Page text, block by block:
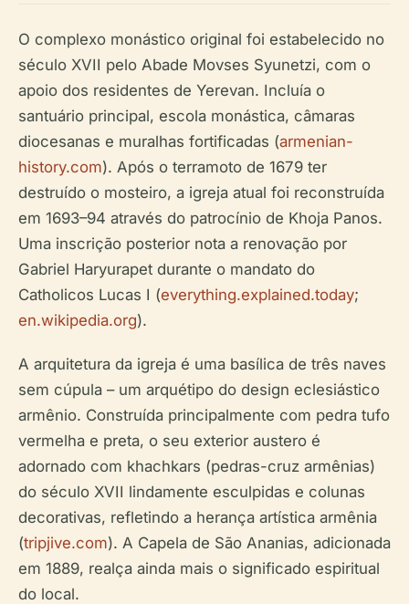
O complexo monástico original foi estabelecido no
século XVII pelo Abade Movses Syunetzi, com o
apoio dos residentes de Yerevan. Incluía o
santuário principal, escola monástica, câmaras
diocesanas e muralhas fortificadas (armenian-
history.com). Após o terramoto de 1679 ter
destruído o mosteiro, a igreja atual foi reconstruída
em 1693–94 através do patrocínio de Khoja Panos.
Uma inscrição posterior nota a renovação por
Gabriel Haryurapet durante o mandato do
Catholicos Lucas I (everything.explained.today;
en.wikipedia.org).
A arquitetura da igreja é uma basílica de três naves
sem cúpula – um arquétipo do design eclesiástico
armênio. Construída principalmente com pedra tufo
vermelha e preta, o seu exterior austero é
adornado com khachkars (pedras-cruz armênias)
do século XVII lindamente esculpidas e colunas
decorativas, refletindo a herança artística armênia
(tripjive.com). A Capela de São Ananias, adicionada
em 1889, realça ainda mais o significado espiritual
do local.